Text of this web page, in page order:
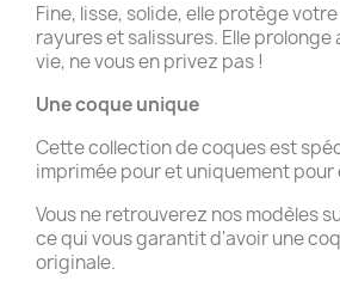
Fine, lisse, solide, elle protège
rayures et salissures. Elle prolonge
vie, ne vous en privez pas !
Une coque unique
Cette collection de coques est
imprimée pour et uniquement pour
Vous ne retrouverez nos modèles
ce qui vous garantit d'avoir une
originale.